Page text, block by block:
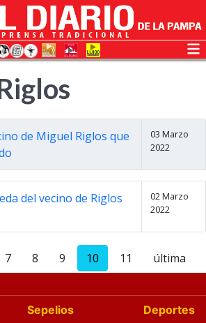
de Miguel Riglos que
03 Marzo
2022
del vecino de Riglos
02 Marzo
2022
7 8 9 10 11 última
Sepelios
Deportes